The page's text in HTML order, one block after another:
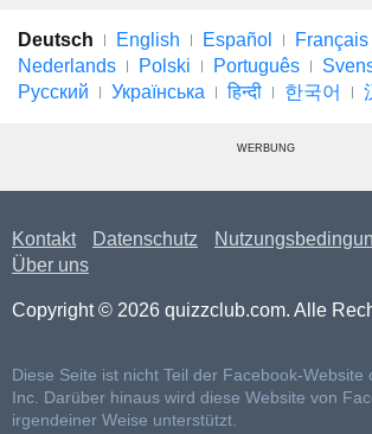
Deutsch English Español Français
Nederlands
Polski Português
Русский
Українська हिन्दी 한국어
WERBUNG
Kontakt Datenschutz
Über uns
Copyright © 2026 quizzclub.com. Alle
Diese Seite ist nicht Teil der Facebook-
Inc. Darüber hinaus wird diese Website von
irgendeiner Weise unterstützt.